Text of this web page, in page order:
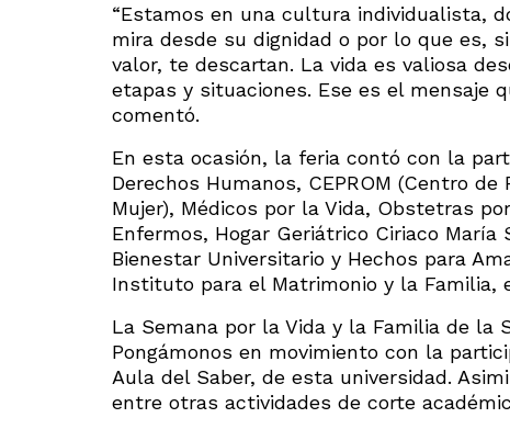
“Estamos en una cultura individualista,
mira desde su dignidad o por lo que es,
valor, te descartan. La vida es valiosa
etapas y situaciones. Ese es el mensaje
comentó.
En esta ocasión, la feria contó con la
Derechos Humanos, CEPROM (Centro
Mujer), Médicos por la Vida, Obstetras
Enfermos, Hogar Geriátrico Ciriaco María
Bienestar Universitario y Hechos para
Instituto para el Matrimonio y la Familia,
La Semana por la Vida y la Familia de la
Pongámonos en movimiento con la
Aula del Saber, de esta universidad.
entre otras actividades de corte